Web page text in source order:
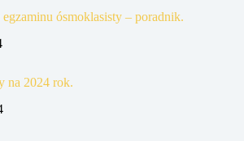
ósmoklasisty – poradnik.
na 2024 rok.